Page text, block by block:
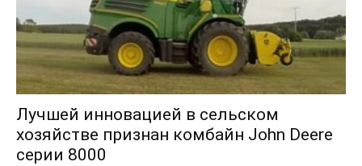
Лучшей инновацией в сельском
хозяйстве признан комбайн John Deere
серии 8000